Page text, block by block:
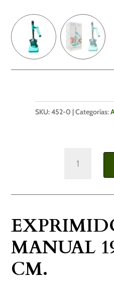
SKU:452-0 Categorías:
Manual
x
38
cm.
MANUAL
CM.